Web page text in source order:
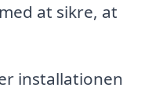
at sikre, at
installationen